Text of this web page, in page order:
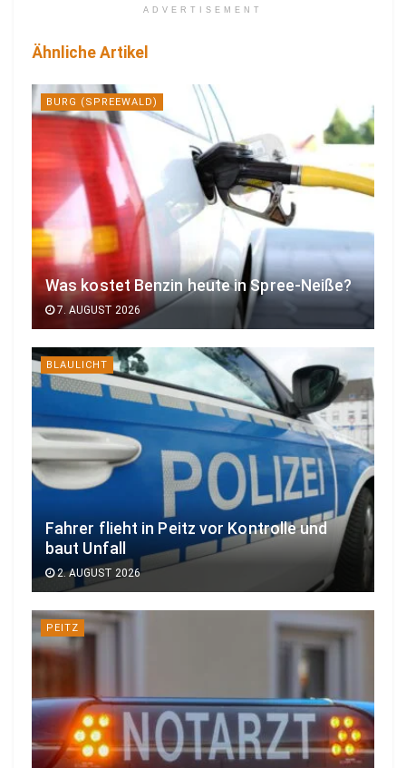
ADVERTISEMENT
Ähnliche Artikel
BURG (SPREEWALD)
Was kostet Benzin heute in Spree-Neiße?
7. AUGUST 2026
BLAULICHT
Fahrer flieht in Peitz vor Kontrolle und
baut Unfall
2. AUGUST 2026
PEITZ